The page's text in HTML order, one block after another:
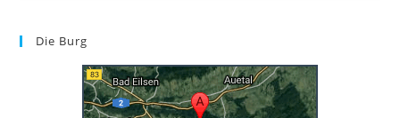
Die Burg